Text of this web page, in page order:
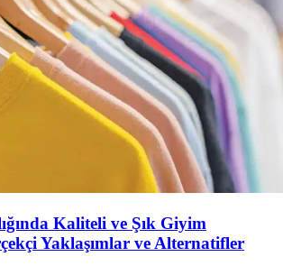
Kaliteli ve Şık Giyim
Yaklaşımlar ve Alternatifler